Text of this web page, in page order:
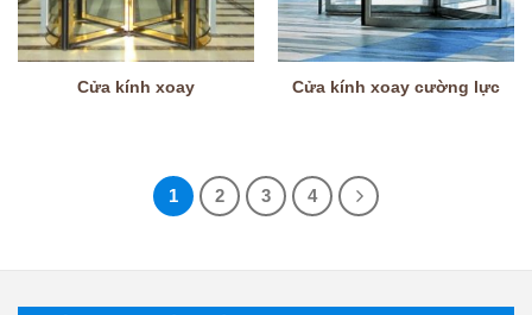
Cửa kính xoay Cửa kính xoay cường lực
1 2 3 4